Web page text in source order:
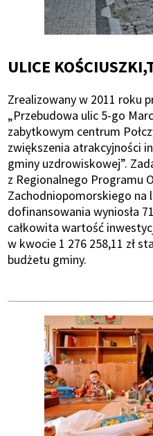
ULICE
Zrealizowany w 2011 roku
„Przebudowa ulic 5-go
zabytkowym centrum
zwiększenia atrakcyjności
gminy uzdrowiskowej”.
z Regionalnego Programu
Zachodniopomorskiego na
dofinansowania wyniosła
całkowita wartość
w kwocie 1 276 258,11 zł
budżetu gminy.